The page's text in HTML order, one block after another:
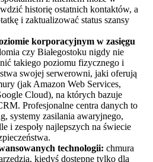
historię ostatnich kontaktów, a
i zaktualizować status szansy
korporacyjnym w zasięgu
czy Białegostoku nigdy nie
takiego poziomu fizycznego i
swojej serwerowni, jaki oferują
(jak Amazon Web Services,
Cloud), na których bazuje
Profesjonalne centra danych to
systemy zasilania awaryjnego,
i zespoły najlepszych na świecie
technologii: chmura
kiedyś dostępne tylko dla